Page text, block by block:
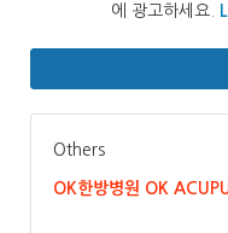
에 광고하세요.
Others
OK한방병원 OK